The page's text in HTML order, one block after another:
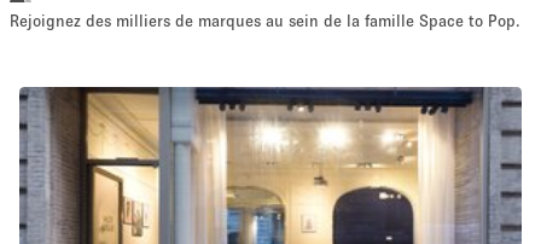
Vente au
détail
Showroom Événement Art Alimentation
photo
Conférence Réunion Bureaux
Commercial
Rejoignez des milliers de marques au sein de la famille Space to Pop.